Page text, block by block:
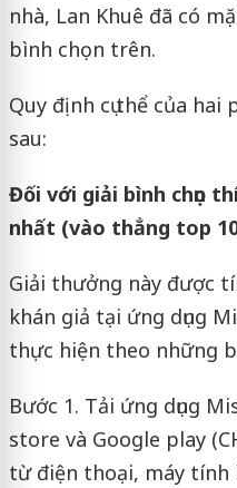
nhà, Lan Khuê đã có
bình chọn trên.
Quy định cụ thể của
Đối với giải bình chọn
nhất (vào thẳng top
Giải thưởng này được
khán giả tại ứng dụng
thực hiện theo những
Bước 1. Tải ứng dụng
store và Google play
từ điện thoại, máy tính